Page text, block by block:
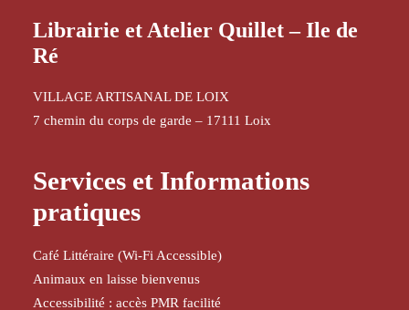
Librairie et Atelier Quillet – Ile de
Ré
VILLAGE ARTISANAL DE LOIX
7 chemin du corps de garde – 17111 Loix
Services et Informations
pratiques
Café Littéraire (Wi-Fi Accessible)
Animaux en laisse bienvenus
Accessibilité : accès PMR facilité